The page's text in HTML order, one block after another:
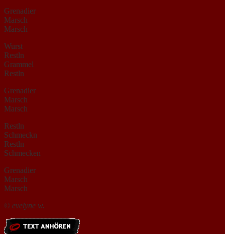
Grenadier
Marsch
Marsch
Wurst
Restln
Grammel
Restln
Grenadier
Marsch
Marsch
Restln
Schmeckn
Restln
Schmecken
Grenadier
Marsch
Marsch
© evelyne w.